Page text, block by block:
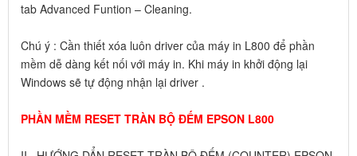
tab Advanced Funtion – Cleaning.
Chú ý : Cần thiết xóa luôn driver của máy in L800 để phần
mềm dễ dàng kết nối với máy in. Khi máy in khởi động lại
Windows sẽ tự động nhận lại driver .
PHẦN MỀM RESET TRÀN BỘ ĐẾM EPSON L800